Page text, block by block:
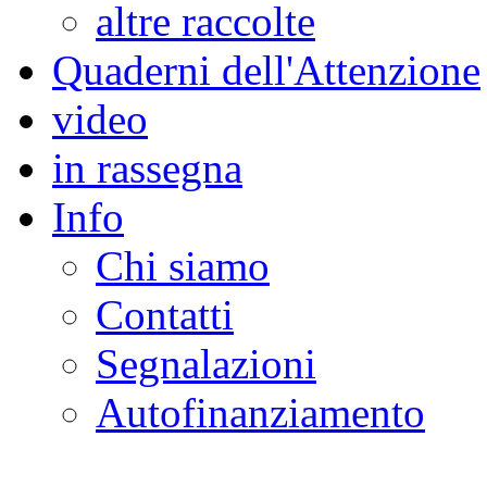
altre raccolte
Quaderni dell'Attenzione
video
in rassegna
Info
Chi siamo
Contatti
Segnalazioni
Autofinanziamento